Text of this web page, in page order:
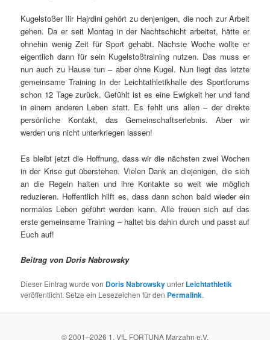
Kugelstoßer Ilir Hajrdini gehört zu denjenigen, die noch zur Arbeit
gehen. Da er seit Montag in der Nachtschicht arbeitet, hätte er
ohnehin wenig Zeit für Sport gehabt. Nächste Woche wollte er
eigentlich dann für sein Kugelstoßtraining nutzen. Das muss er
nun auch zu Hause tun – aber ohne Kugel. Nun liegt das letzte
gemeinsame Training in der Leichtathletikhalle des Sportforums
schon 12 Tage zurück. Gefühlt ist es eine Ewigkeit her und fand
in einem anderen Leben statt. Es fehlt uns allen – der direkte
persönliche Kontakt, das Gemeinschaftserlebnis. Aber wir
werden uns nicht unterkriegen lassen!
Es bleibt jetzt die Hoffnung, dass wir die nächsten zwei Wochen
in der Krise gut überstehen. Vielen Dank an diejenigen, die sich
an die Regeln halten und ihre Kontakte so weit wie möglich
reduzieren. Hoffentlich hilft es, dass dann schon bald wieder ein
normales Leben geführt werden kann. Alle freuen sich auf das
erste gemeinsame Training – haltet bis dahin durch und passt auf
Euch auf!
Beitrag von Doris Nabrowsky
Dieser Eintrag wurde von Doris Nabrowskyunter Leichtathletik
veröffentlicht. Setze ein Lesezeichen für den Permalink.
© 2001–2026 1. VfL FORTUNA Marzahn e.V.